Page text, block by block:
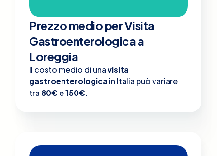
Prezzo medio per Visita
Gastroenterologica a
Loreggia
Il costo medio di unavisita
gastroenterologica in Italia può variare
tra 80€ e150€.